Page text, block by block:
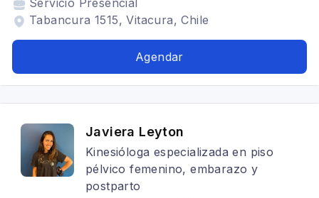
Servicio Presencial
Tabancura 1515, Vitacura, Chile
Agendar
Javiera Leyton
Kinesióloga especializada en piso
pélvico femenino, embarazo y
postparto